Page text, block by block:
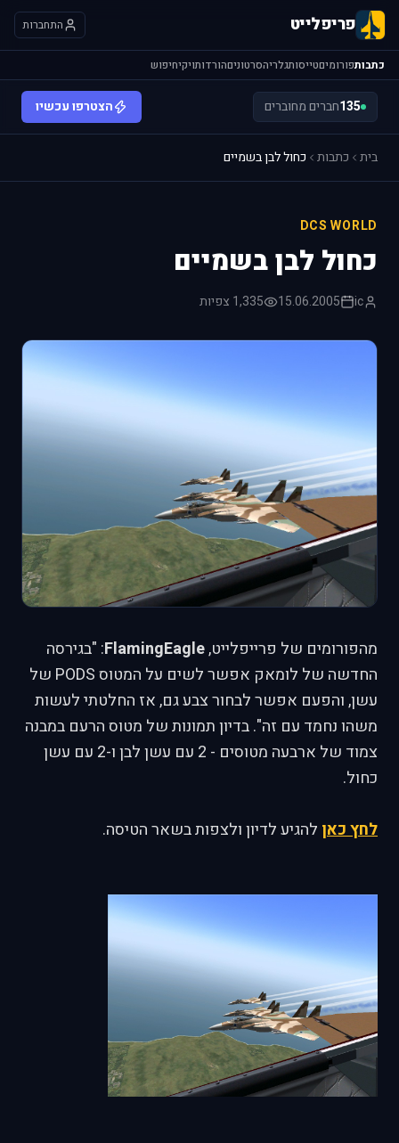
פריפלייט התחברות
כתבותפורומיםטייסותגלריהסרטוניםהורדותויקיחיפוש
135חברים מחוברים הצטרפו עכשיו
בית כתבות כחול לבן בשמיים
DCS WORLD
כחול לבן בשמיים
ic
15.06.2005 1,335 צפיות
מהפורומים של פרייפלייט,
: "בגירסה
החדשה של לומאק אפשר לשים על המטוס PODS של
עשן, והפעם אפשר לבחור צבע גם, אז החלטתי לעשות
משהו נחמד עם זה". בדיון תמונות של מטוס הרעם במבנה
צמוד של ארבעה מטוסים - 2 עם עשן לבן ו-2 עם עשן
כחול.
לחץ כאן להגיע לדיון ולצפות בשאר הטיסה.